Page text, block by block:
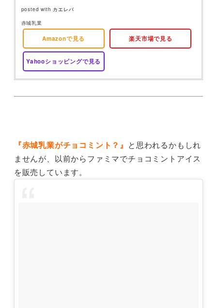
posted with カエレバ
赤城乳業
Amazonで見る 楽天市場で見る
Yahooショッピングで見る
『赤城乳業がチョコミント？』 と思われるかもしれ
ませんが、以前からファミマでチョコミントアイス
を販売しています。